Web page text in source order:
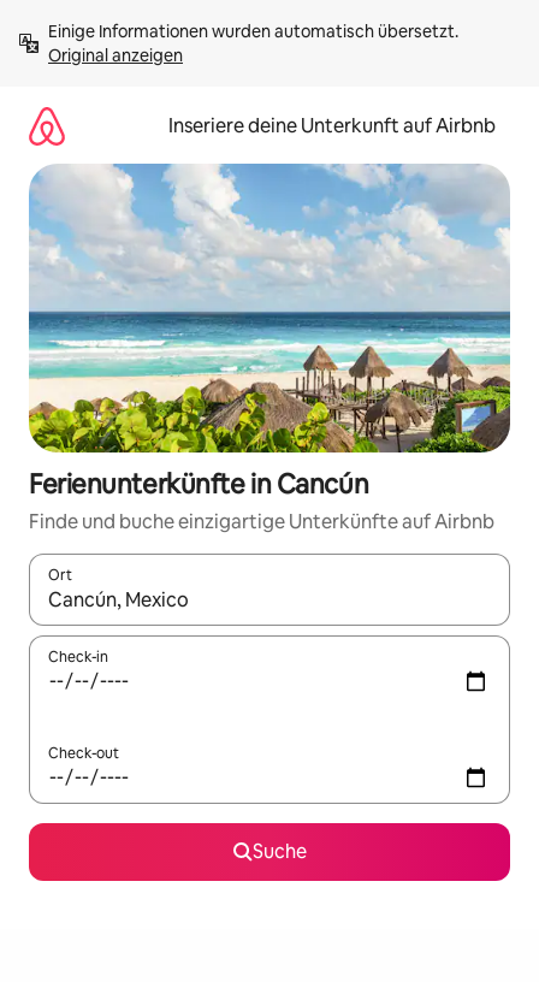
Inhalten
springenOriginal anzeigen
Inseriere deine Unterkunft auf Airbnb
Ferienunterkünfte in Cancún
Finde und buche einzigartige Unterkünfte auf Airbnb
Ort
Wenn Ergebnisse verfügbar sind, navigiere mit den
Check-in
Check-out
Suche